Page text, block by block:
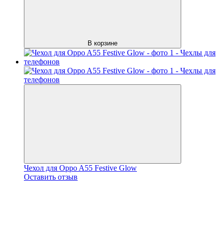
В корзине
Чехол для Oppo A55 Festive Glow
Оставить отзыв